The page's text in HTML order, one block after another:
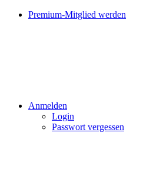
Premium-Mitglied werden
Anmelden
Login
Passwort vergessen